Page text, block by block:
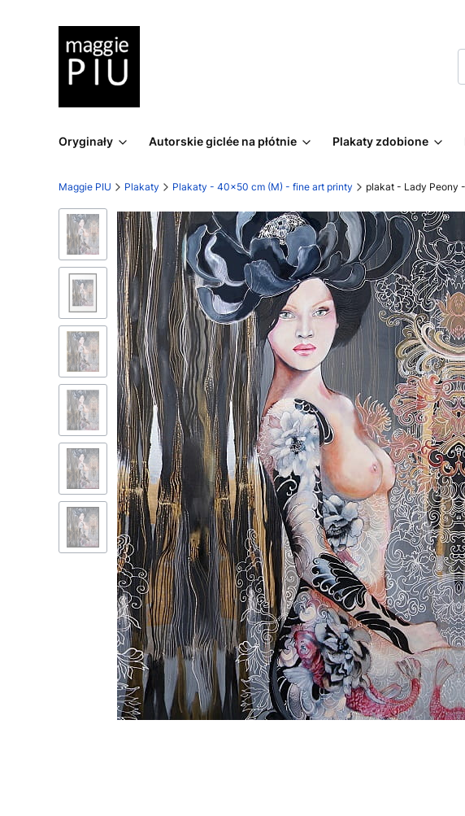
Oryginały Autorskie giclée na płótnie Plakaty zdobione
Maggie PIU Plakaty Plakaty - 40x50 cm (M) - fine art printy plakat - Lady Peony